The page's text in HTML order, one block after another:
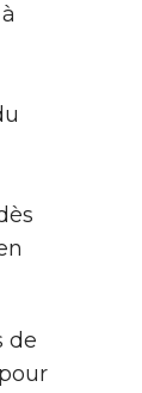
de